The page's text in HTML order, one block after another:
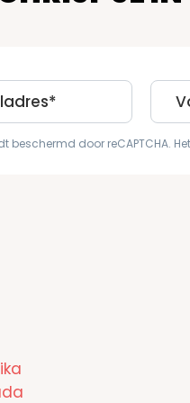
First
beschermd door reCAPTCHA.